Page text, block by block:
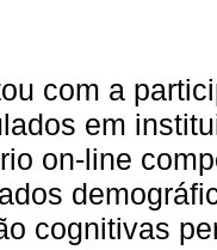
com a
em
on-line
cognitivas